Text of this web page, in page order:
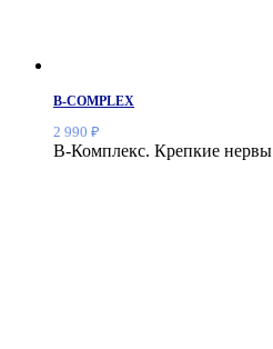
B-COMPLEX
2 990 ₽
В-Комплекс. Крепкие нервы